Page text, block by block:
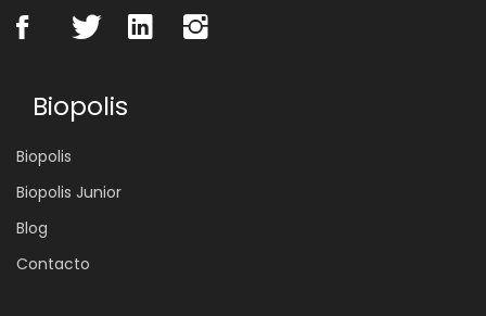
Biopolis
Biopolis
Biopolis Junior
Blog
Contacto